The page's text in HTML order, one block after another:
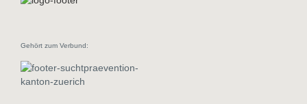
Gehört zum Verbund: